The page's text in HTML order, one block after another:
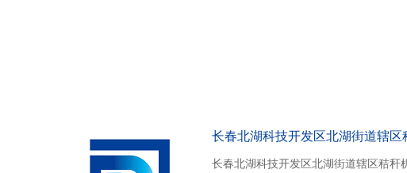
长春北湖科技开发区北湖街道辖
长春北湖科技开发区北湖街道辖区秸